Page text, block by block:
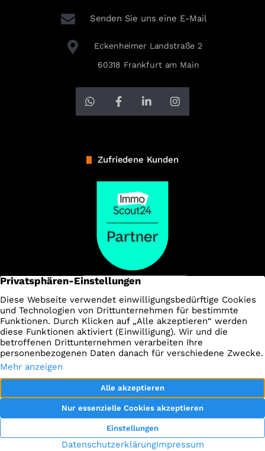
Senden Sie uns eine E-Mail
Eckenheimer Landstraße 2
60318 Frankfurt am Main
Zufriedene Kunden
Impressum Datenschutz AGBs
Kontakt
Widerrufsbelehrung
Vertrag widerrufen